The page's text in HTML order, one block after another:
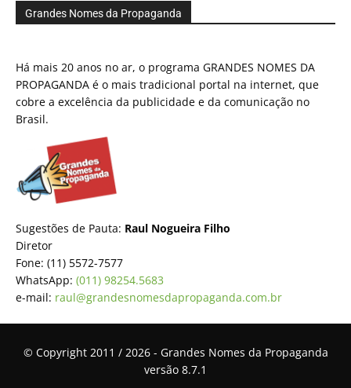
Grandes Nomes da Propaganda
Há mais 20 anos no ar, o programa GRANDES NOMES DA
PROPAGANDA é o mais tradicional portal na internet, que
cobre a excelência da publicidade e da comunicação no
Brasil.
Sugestões de Pauta: Raul Nogueira Filho
Diretor
Fone: (11) 5572-7577
WhatsApp: (011) 98254.5683
e-mail: raul@grandesnomesdapropaganda.com.br
© Copyright 2011 / 2026 - Grandes Nomes da Propaganda
versão 8.7.1